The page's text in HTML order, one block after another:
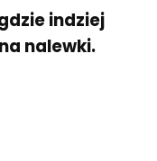
indziej
nalewki.